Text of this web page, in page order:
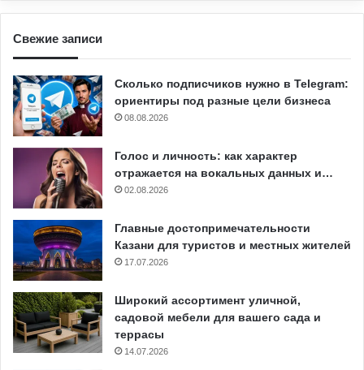
Свежие записи
Сколько подписчиков нужно в Telegram:
ориентиры под разные цели бизнеса
08.08.2026
Голос и личность: как характер
отражается на вокальных данных и…
02.08.2026
Главные достопримечательности
Казани для туристов и местных жителей
17.07.2026
Широкий ассортимент уличной,
садовой мебели для вашего сада и
террасы
14.07.2026